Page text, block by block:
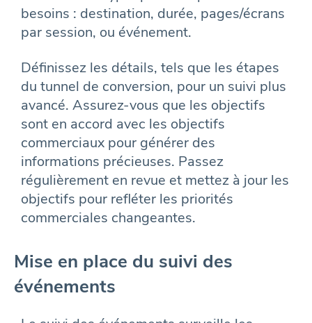
besoins : destination, durée, pages/écrans
par session, ou événement.
Définissez les détails, tels que les étapes
du tunnel de conversion, pour un suivi plus
avancé. Assurez-vous que les objectifs
sont en accord avec les objectifs
commerciaux pour générer des
informations précieuses. Passez
régulièrement en revue et mettez à jour les
objectifs pour refléter les priorités
commerciales changeantes.
Mise en place du suivi des
événements